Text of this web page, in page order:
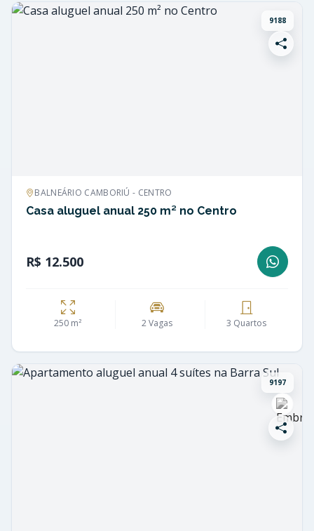
9188
BALNEÁRIO CAMBORIÚ - CENTRO
Casa aluguel anual 250 m² no Centro
R$ 12.500
250 m² 2 Vagas 3 Quartos
9197